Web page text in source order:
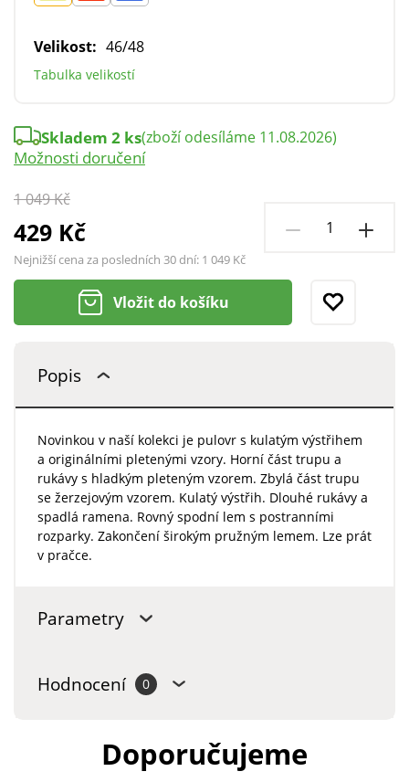
Velikost: 46/48
Tabulka velikostí
1 049 Kč
429 Kč
Nejnižší cena za posledních 30 dní: 1 049 Kč
Skladem 2 ks(zboží odesíláme 11.08.2026)
Možnosti doručení
Vložit do košíku
Popis
Novinkou v naší kolekci je pulovr s kulatým výstřihem
a originálními pletenými vzory. Horní část trupu a
rukávy s hladkým pleteným vzorem. Zbylá část trupu
se žerzejovým vzorem. Kulatý výstřih. Dlouhé rukávy a
spadlá ramena. Rovný spodní lem s postranními
rozparky. Zakončení širokým pružným lemem. Lze prát
v pračce.
Parametry
Hodnocení 0
Doporučujeme